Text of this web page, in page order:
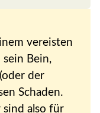
vereisten
Bein,
der
Schaden.
also für